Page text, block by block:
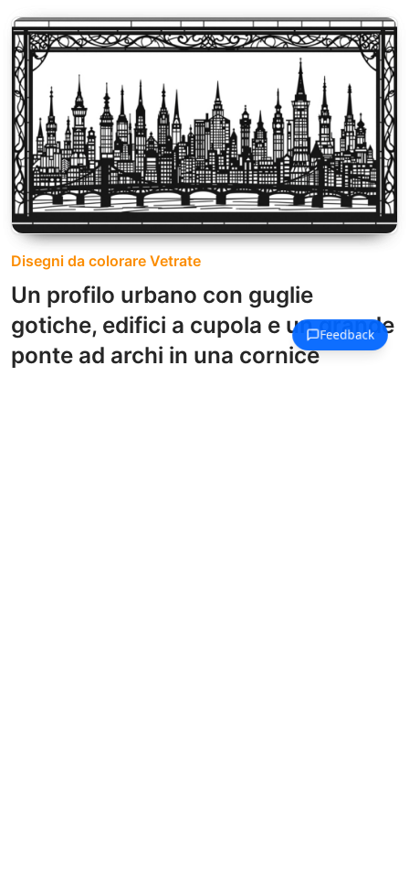
Disegni da colorare Vetrate
Un profilo urbano con guglie
gotiche, edifici a cupola e un grande
ponte ad archi in una cornice